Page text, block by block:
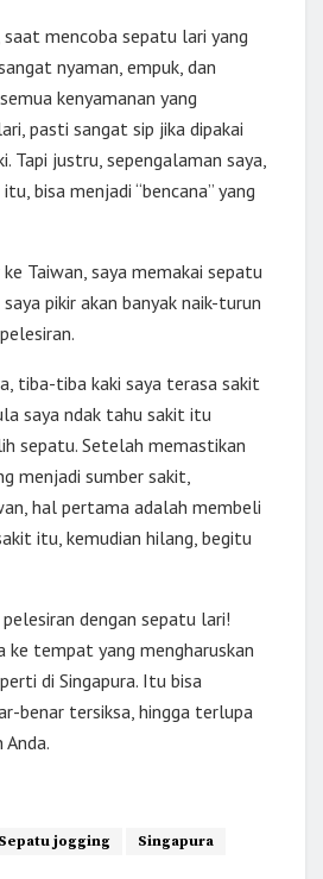
mencoba sepatu lari yang
nyaman, empuk, dan
kenyamanan yang
pasti sangat sip jika dipakai
Tapi justru, sepengalaman saya,
bisa menjadi “bencana” yang
Taiwan, saya memakai sepatu
pikir akan banyak naik-turun
tiba-tiba kaki saya terasa sakit
saya ndak tahu sakit itu
sepatu. Setelah memastikan
menjadi sumber sakit,
hal pertama adalah membeli
itu, kemudian hilang, begitu
dengan sepatu lari!
ke tempat yang mengharuskan
di Singapura. Itu bisa
benar tersiksa, hingga terlupa
Sepatu jogging Singapura